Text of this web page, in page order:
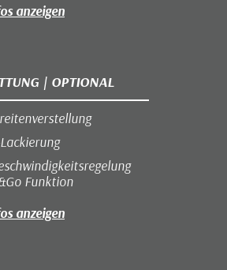
anzeigen
| OPTIONAL
Funktion
anzeigen